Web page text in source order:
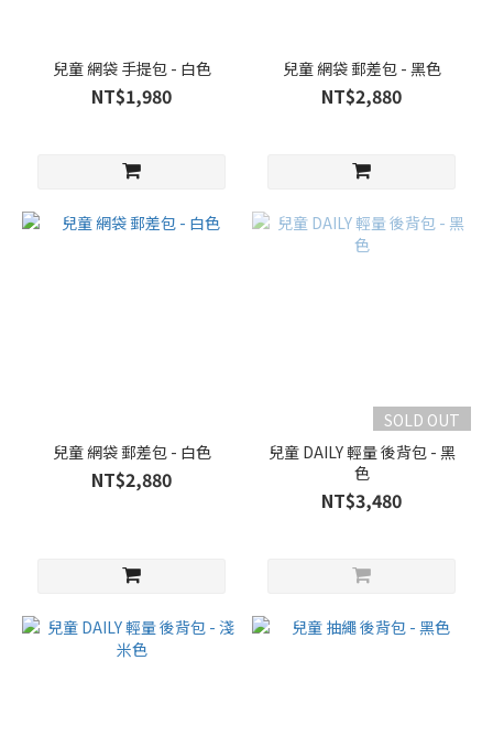
兒童 網袋 手提包 - 白色
NT$1,980
兒童 網袋 郵差包 - 黑色
NT$2,880
兒童 網袋 郵差包 - 白色
NT$2,880
SOLD OUT
兒童 DAILY 輕量 後背包 - 黑
色
NT$3,480